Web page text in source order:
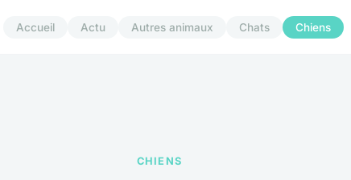
Accueil Actu Autres animaux Chats Chiens
CHIENS